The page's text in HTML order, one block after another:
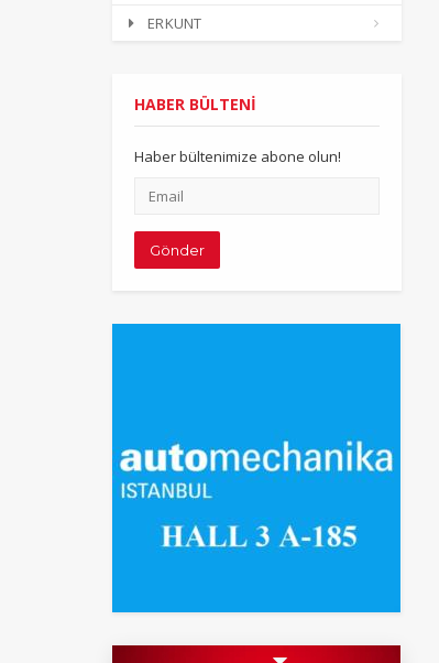
ERKUNT
HABER BÜLTENİ
Haber bültenimize abone olun!
adresiniz
Gönder